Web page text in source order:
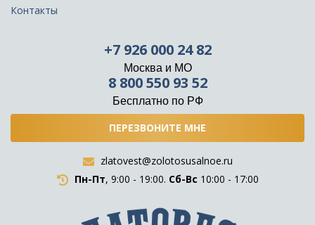
Контакты
+7 926 000 24 82
Москва и МО
8 800 550 93 52
Бесплатно по РФ
ПЕРЕЗВОНИТЕ МНЕ
zlatovest@zolotosusalnoe.ru
Пн-Пт, 9:00 - 19:00. Сб-Вс 10:00 - 17:00